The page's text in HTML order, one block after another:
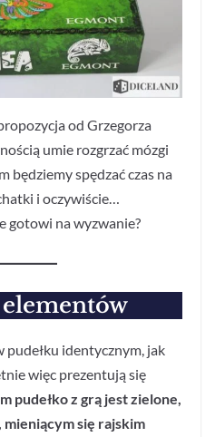
od Grzegorza
umie rozgrzać mózgi
będziemy spędzać czas na
i oczywiście…
gotowi na wyzwanie?
pudełku identycznym, jak
więc prezentują się
pudełko z grą jest zielone,
się rajskim